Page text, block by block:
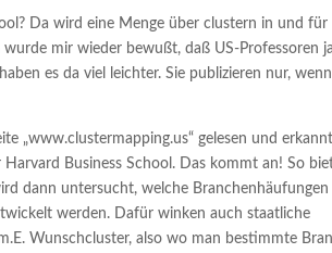
Da wird eine Menge über clustern in und für
mir wieder bewußt, daß US-Professoren
es da viel leichter. Sie publizieren nur,
„www.clustermapping.us“ gelesen und
Business School. Das kommt an! So
dann untersucht, welche Branchenhäufungen
werden. Dafür winken auch staatliche
Wunschcluster, also wo man bestimmte